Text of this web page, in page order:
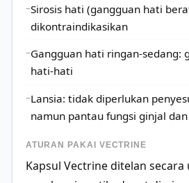
Sirosis hati (gangguan hati
dikontraindikasikan
Gangguan hati ringan-sedang:
hati-hati
Lansia: tidak diperlukan
namun pantau fungsi ginjal
ATURAN PAKAI VECTRINE
Kapsul Vectrine ditelan